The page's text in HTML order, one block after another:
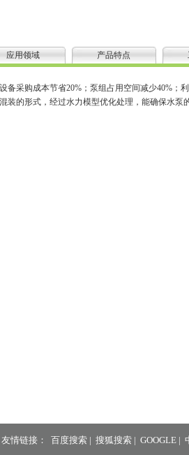
应用领域 产品特点
备采购成本节省20%；泵组占用空间减少40%
装的形式，经过水力模型优化处理，能确保水泵
友情链接：百度搜索 |搜狐搜索 |GOOGLE |